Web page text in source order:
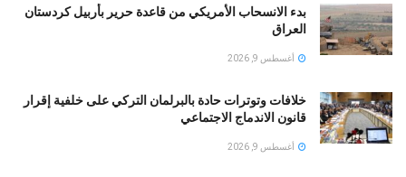
بدء الانسحاب الأمريكي من قاعدة حرير بأربيل كردستان
العراق
أغسطس 9, 2026
خلافات وتوترات حادة بالبرلمان التركي على خلفية إقرار
قانون الاندماج الاجتماعي
أغسطس 9, 2026